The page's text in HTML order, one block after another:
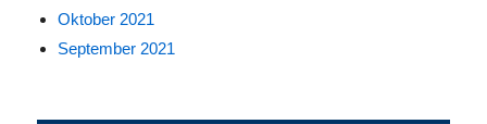
Oktober 2021
September 2021